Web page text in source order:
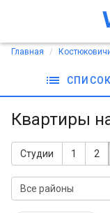
Главная
list СПИСОК
Квартиры
Студии 1 2
Все районы